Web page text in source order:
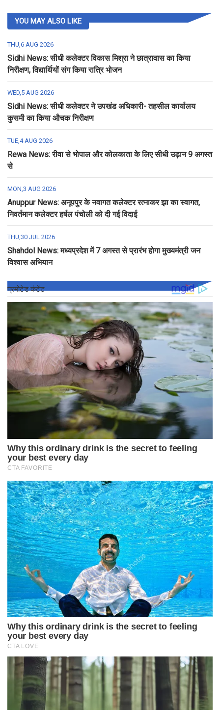
YOU MAY ALSO LIKE
THU,6 AUG 2026
Sidhi News: सीधी कलेक्टर विकास मिश्रा ने छात्रावास का किया
निरीक्षण, विद्यार्थियों संग किया रात्रि भोजन
WED,5 AUG 2026
Sidhi News: सीधी कलेक्टर ने उपखंड अधिकारी- तहसील कार्यालय
कुसमी का किया औचक निरीक्षण
TUE,4 AUG 2026
Rewa News: रीवा से भोपाल और कोलकाता के लिए सीधी उड़ान 9 अगस्त
से
MON,3 AUG 2026
Anuppur News: अनूपपुर के नवागत कलेक्टर रत्नाकर झा का स्वागत,
निवर्तमान कलेक्टर हर्षल पंचोली को दी गई विदाई
THU,30 JUL 2026
Shahdol News: मध्यप्रदेश में 7 अगस्त से प्रारंभ होगा मुख्यमंत्री जन
विश्वास अभियान